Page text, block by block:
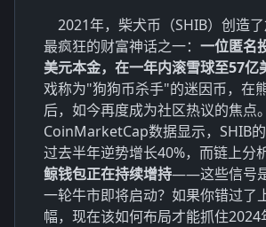
2021年，柴犬币（SHIB）创造
最疯狂的财富神话之一： 一位匿名
美元本金，在一年内滚雪球至57亿
戏称为"狗狗币杀手"的迷因币，在
后，如今再度成为社区热议的焦点。
CoinMarketCap数据显示，SHIB
过去半年逆势增长40%，而链上分
鲸钱包正在持续增持——这些信号
一轮牛市即将启动？如果你错过了
幅，现在该如何布局才能抓住2024